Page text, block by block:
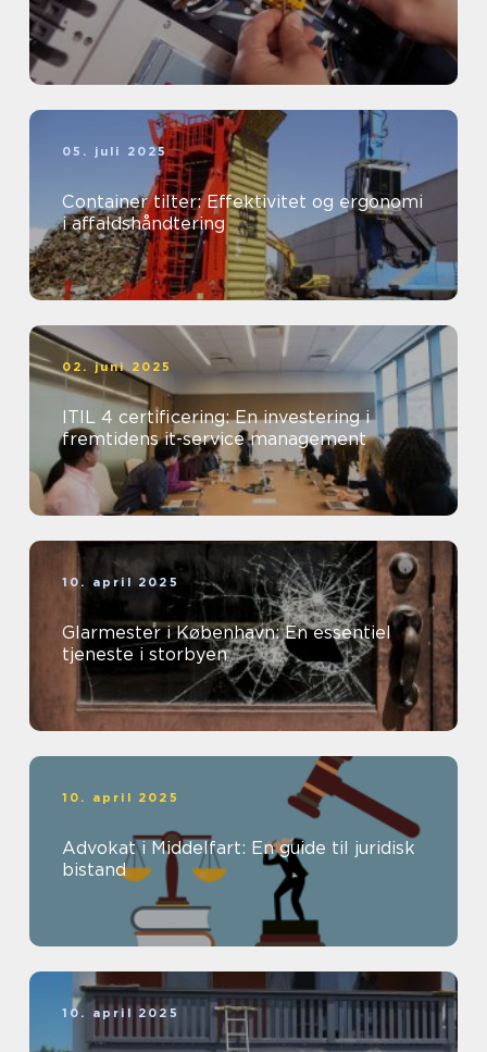
05. juli 2025
Container tilter: Effektivitet og ergonomi
i affaldshåndtering
02. juni 2025
ITIL 4 certificering: En investering i
fremtidens it-service management
10. april 2025
Glarmester i København: En essentiel
tjeneste i storbyen
10. april 2025
Advokat i Middelfart: En guide til juridisk
bistand
10. april 2025